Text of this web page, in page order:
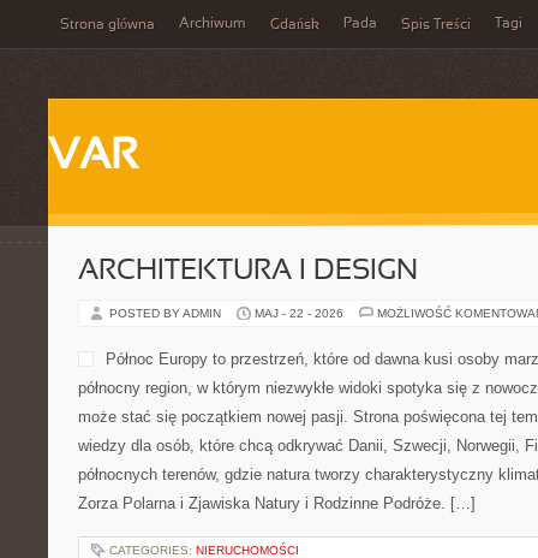
Strona główna Archiwum Gdańsk Pada Spis Treści Tagi
VAR
ARCHITEKTURA I DESIGN
POSTED BY ADMIN MAJ - 22 - 2026 MOŻLIWOŚĆ
Północ Europy to przestrzeń, które od dawna kusi osoby
północny region, w którym niezwykłe widoki spotyka się z
może stać się początkiem nowej pasji. Strona poświęcona tej
wiedzy dla osób, które chcą odkrywać Danii, Szwecji, Norwegii,
północnych terenów, gdzie natura tworzy charakterystyczny
Zorza Polarna i Zjawiska Natury i Rodzinne Podróże. […]
CATEGORIES: NIERUCHOMOŚCI